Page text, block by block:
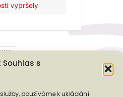
s
používáme k ukládání
vypršely